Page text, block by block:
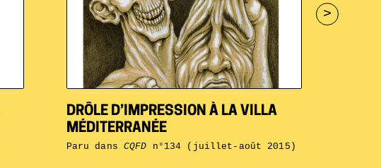
>
DRÔLE D’IMPRESSION À LA VILLA
MÉDITERRANÉE
Paru dans CQFD n°134 (juillet-août 2015)